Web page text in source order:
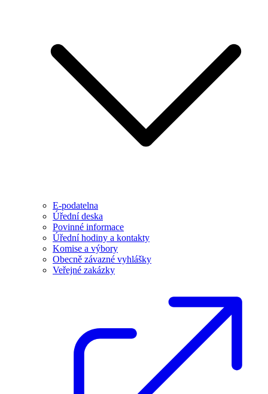
E-podatelna
Úřední deska
Povinné informace
Úřední hodiny a kontakty
Komise a výbory
Obecně závazné vyhlášky
Veřejné zakázky